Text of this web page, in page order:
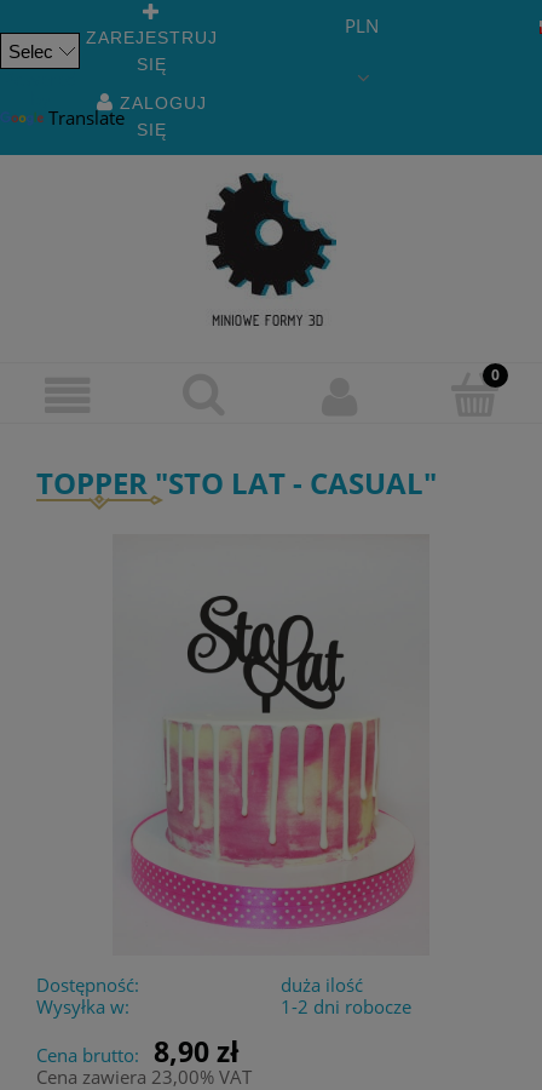
Translate
ZAREJESTRUJ
SIĘ
ZALOGUJ
SIĘ
PLN
TOPPER "STO LAT - CASUAL"
Dostępność:
duża ilość
Wysyłka w:
1-2 dni robocze
Cena brutto:
8,90 zł
Cena zawiera 23,00% VAT